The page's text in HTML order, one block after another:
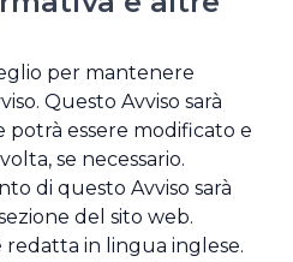
per mantenere
Questo Avviso sarà
essere modificato e
se necessario.
di questo Avviso sarà
del sito web.
redatta in lingua inglese.